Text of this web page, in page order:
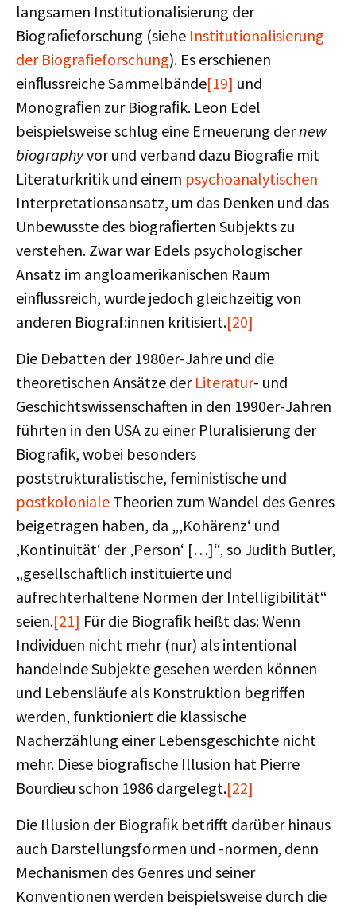
langsamen Institutionalisierung der
Biograﬁeforschung (siehe Institutionalisierung
der Biografieforschung). Es erschienen
einﬂussreiche Sammelbände[19] und
Monograﬁen zur Biograﬁk. Leon Edel
beispielsweise schlug eine Erneuerung dernew
biographyvor und verband dazu Biograﬁe mit
Literaturkritik und einem psychoanalytischen
Interpretationsansatz, um das Denken und das
Unbewusste des biograﬁerten Subjekts zu
verstehen. Zwar war Edels psychologischer
Ansatz im angloamerikanischen Raum
einﬂussreich, wurde jedoch gleichzeitig von
anderen Biograf:innen kritisiert.[20]
Die Debatten der 1980er-Jahre und die
theoretischen Ansätze der Literatur- und
Geschichtswissenschaften in den 1990er-Jahren
führten in den USA zu einer Pluralisierung der
Biograﬁk, wobei besonders
poststrukturalistische, feministische und
postkoloniale Theorien zum Wandel des Genres
beigetragen haben, da „‚Kohärenz‘ und
‚Kontinuität‘ der ‚Person‘ […]“, so Judith Butler,
„gesellschaftlich instituierte und
aufrechterhaltene Normen der Intelligibilität“
seien.[21] Für die Biograﬁk heißt das: Wenn
Individuen nicht mehr (nur) als intentional
handelnde Subjekte gesehen werden können
und Lebensläufe als Konstruktion begriffen
werden, funktioniert die klassische
Nacherzählung einer Lebensgeschichte nicht
mehr. Diese biograﬁsche Illusion hat Pierre
Bourdieu schon 1986 dargelegt.[22]
Die Illusion der Biograﬁk betrifft darüber hinaus
auch Darstellungsformen und -normen, denn
Mechanismen des Genres und seiner
Konventionen werden beispielsweise durch die